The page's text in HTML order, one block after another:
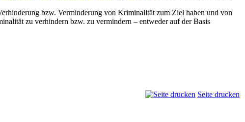
bzw. Verminderung von Kriminalität zum Ziel haben und von
zu verhindern bzw. zu vermindern – entweder auf der Basis
Seite drucken